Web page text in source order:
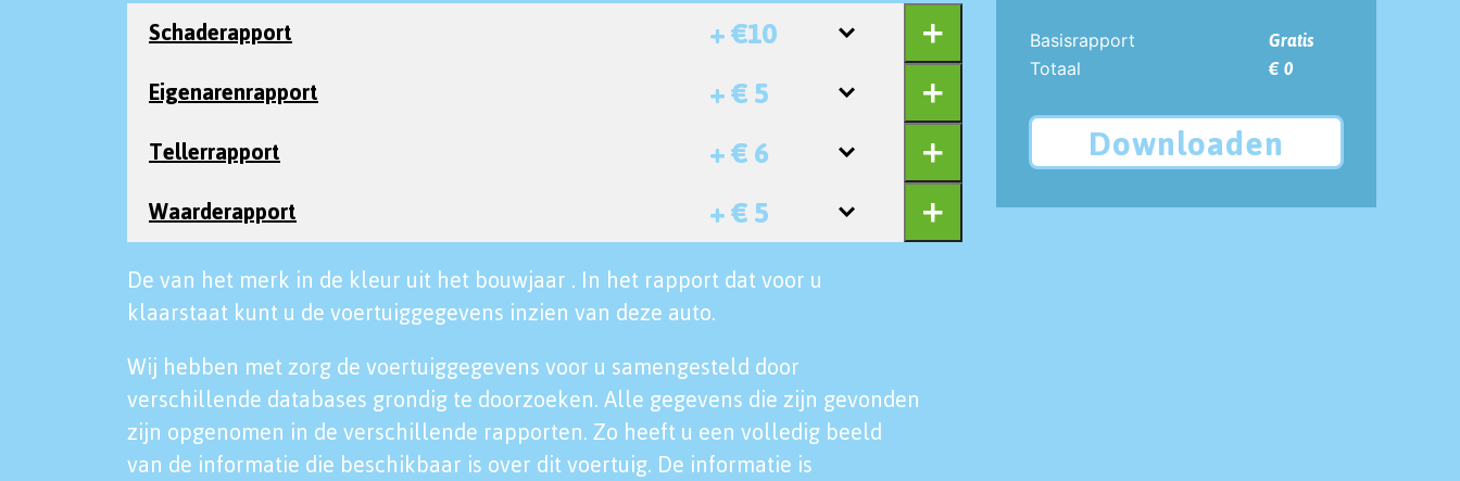
Schaderapport + €10
Eigenarenrapport + € 5
Tellerrapport + € 6
Waarderapport + € 5
De van het merk in de kleur uit het bouwjaar . In het rapport dat voor u
klaarstaat kunt u de voertuiggegevens inzien van deze auto.
Wij hebben met zorg de voertuiggegevens voor u samengesteld door
verschillende databases grondig te doorzoeken. Alle gegevens die zijn gevonden
zijn opgenomen in de verschillende rapporten. Zo heeft u een volledig beeld
van de informatie die beschikbaar is over dit voertuig. De informatie is
Basisrapport
Gratis
Totaal
€ 0
Downloaden